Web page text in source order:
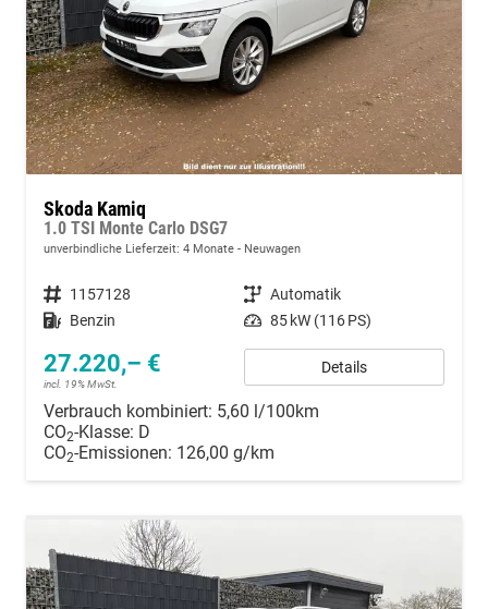
Skoda Kamiq
1.0 TSI Monte Carlo DSG7
unverbindliche Lieferzeit: 4 Monate Neuwagen
Fahrzeugnummer 1157128 Getriebe Automatik
Kraftstoff Benzin Leistung 85 kW (116 PS)
27.220,– €
incl. 19% MwSt.
Details
Verbrauch kombiniert: 5,60 l/100km
CO2-Klasse: D
CO2-Emissionen: 126,00 g/km